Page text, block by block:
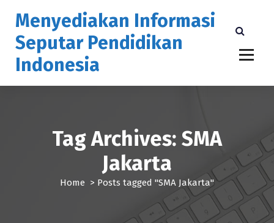
c
Menyediakan Informasi
Seputar Pendidikan
Indonesia
Tag Archives: SMA
Jakarta
Home > Posts tagged "SMA Jakarta"